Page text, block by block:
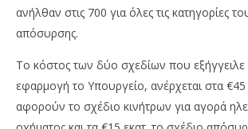
ανήλθαν στις 700 για όλες τις κατηγορίες
απόσυρσης.
Το κόστος των δύο σχεδίων που εξήγγειλε
εφαρμογή το Υπουργείο, ανέρχεται στα €45
αφορούν το σχέδιο κινήτρων για αγορά